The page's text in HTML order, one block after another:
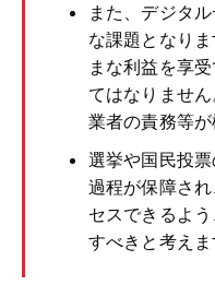
また、デジタ
な課題となり
まな利益を享
てはなりませ
業者の責務等が
選挙や国民投
過程が保障さ
セスできるよ
すべきと考えま